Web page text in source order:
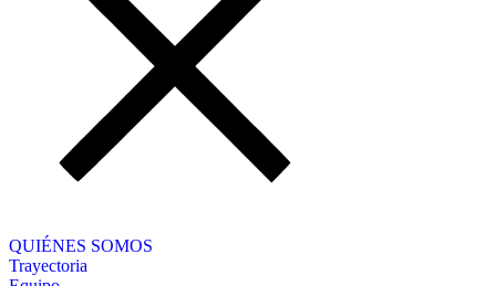
QUIÉNES SOMOS
Trayectoria